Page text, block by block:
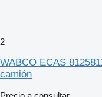
2
WABCO ECAS
camión